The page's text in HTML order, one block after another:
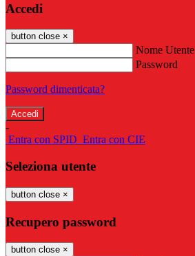
Accedi
button close ×
Nome Utente
Password
Password dimenticata?
-
Entra con SPID Entra con CIE
Seleziona utente
button close ×
Recupero password
button close ×